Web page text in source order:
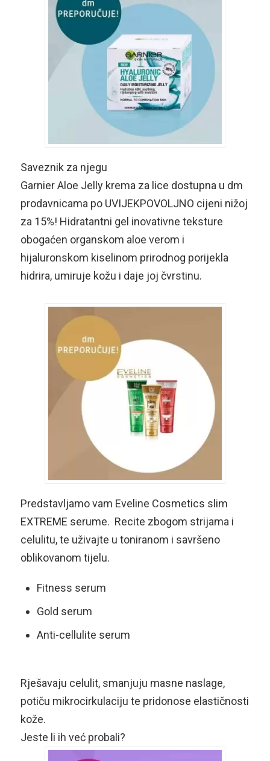
Saveznik za njegu
Garnier Aloe Jelly krema za lice dostupna u dm
prodavnicama po UVIJEKPOVOLJNO cijeni nižoj
za 15%! Hidratantni gel inovativne teksture
obogaćen organskom aloe verom i
hijaluronskom kiselinom prirodnog porijekla
hidrira, umiruje kožu i daje joj čvrstinu.
Predstavljamo vam Eveline Cosmetics slim
EXTREME serume. Recite zbogom strijama i
celulitu, te uživajte u toniranom i savršeno
oblikovanom tijelu.
Fitness serum
Gold serum
Anti-cellulite serum
Rješavaju celulit, smanjuju masne naslage,
potiču mikrocirkulaciju te pridonose elastičnosti
kože.
Jeste li ih već probali?